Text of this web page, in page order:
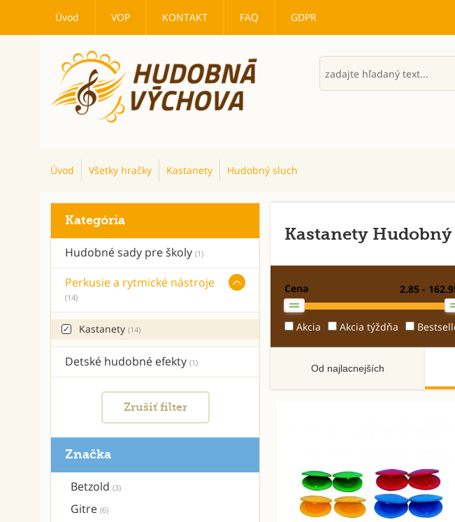
Úvod VOP KONTAKT FAQ GDPR
Úvod Všetky hračky Kastanety Hudobný sluch
Kategória
Hudobné sady pre školy (1)
Perkusie a rytmické nástroje
(14)
Kastanety (14)
Detské hudobné efekty (1)
Zrušiť filter
Značka
Betzold (3)
Gitre (6)
Kastanety
Cena 2.85 -
Akcia Akcia týždňa
Od najlacnejších